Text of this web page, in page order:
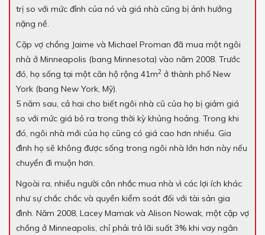
trị so với mức đỉnh của nó và giá nhà cũng bị ảnh hưởng
nặng nề.
Cặp vợ chồng Jaime và Michael Proman đã mua một ngôi
nhà ở Minneapolis (bang Minnesota) vào năm 2008. Trước
đó, họ sống tại một căn hộ rộng 41m2 ở thành phố New
York (bang New York, Mỹ).
5 năm sau, cả hai cho biết ngôi nhà cũ của họ bị giảm giá
so với mức giá bỏ ra trong thời kỳ khủng hoảng. Trong khi
đó, ngôi nhà mới của họ cũng có giá cao hơn nhiều. Gia
đình họ sẽ không được sống trong ngôi nhà lớn hơn này nếu
chuyển đi muộn hơn.
Ngoài ra, nhiều người cân nhắc mua nhà vì các lợi ích khác
như sự chắc chắc và quyền kiểm soát đối với tài sản gia
đình. Năm 2008, Lacey Mamak và Alison Nowak, một cặp vợ
chồng ở Minneapolis, chỉ phải trả lãi suất 3% khi vay ngân